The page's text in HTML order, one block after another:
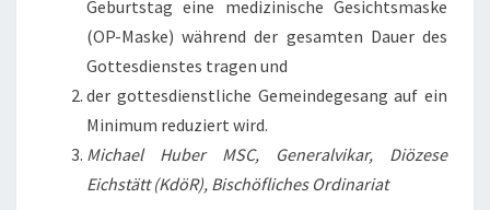
Geburtstag eine medizinische Gesichtsmaske
(OP-Maske) während der gesamten Dauer des
Gottesdienstes tragen und
der gottesdienstliche Gemeindegesang auf ein
Minimum reduziert wird.
Michael Huber MSC, Generalvikar, Diözese
Eichstätt (KdöR), Bischöfliches Ordinariat